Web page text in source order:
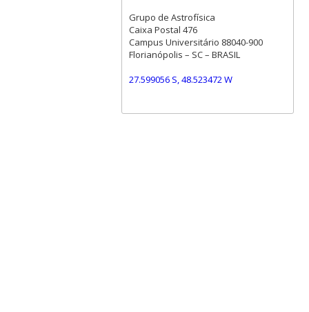
Grupo de Astrofísica
Caixa Postal 476
Campus Universitário 88040-900
Florianópolis – SC – BRASIL
27.599056 S, 48.523472 W